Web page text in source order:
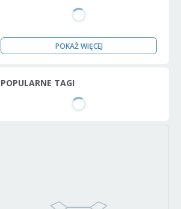
POKAŻ WIĘCEJ
POPULARNE TAGI